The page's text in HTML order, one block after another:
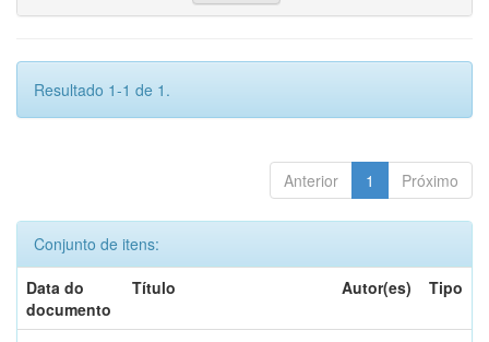
Resultado 1-1 de 1.
Anterior 1 Próximo
Conjunto de itens:
Data do
documento
Título Autor(es) Tipo